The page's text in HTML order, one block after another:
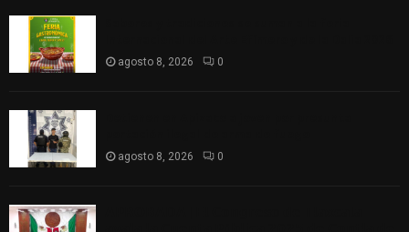
agosto 8, 2026 0
agosto 8, 2026 0